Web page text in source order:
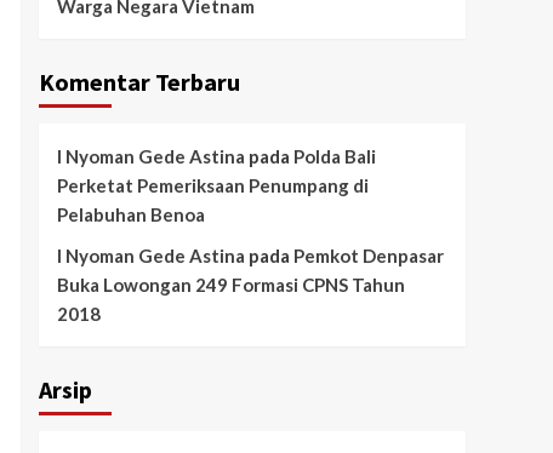
Warga Negara Vietnam
Komentar Terbaru
I Nyoman Gede Astina pada Polda Bali
Perketat Pemeriksaan Penumpang di
Pelabuhan Benoa
I Nyoman Gede Astina pada Pemkot Denpasar
Buka Lowongan 249 Formasi CPNS Tahun
2018
Arsip